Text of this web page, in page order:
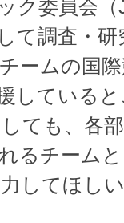
ク委員会
て調査・
ームの国
している
ても、各
るチーム
してほし